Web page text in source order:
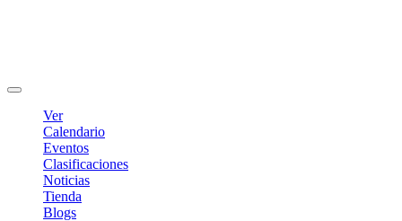
Ver
Calendario
Eventos
Clasificaciones
Noticias
Tienda
Blogs